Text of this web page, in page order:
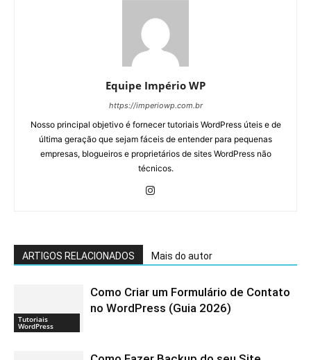
Equipe Império WP
https://imperiowp.com.br
Nosso principal objetivo é fornecer tutoriais WordPress úteis e de
última geração que sejam fáceis de entender para pequenas
empresas, blogueiros e proprietários de sites WordPress não
técnicos.
ARTIGOS RELACIONADOS Mais do autor
Tutoriais
WordPress
Como Criar um Formulário de Contato
no WordPress (Guia 2026)